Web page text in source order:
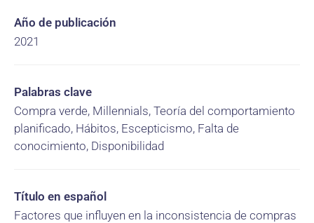
Año de publicación
2021
Palabras clave
Compra verde, Millennials, Teoría del comportamiento
planificado, Hábitos, Escepticismo, Falta de
conocimiento, Disponibilidad
Título en español
Factores que influyen en la inconsistencia de compras